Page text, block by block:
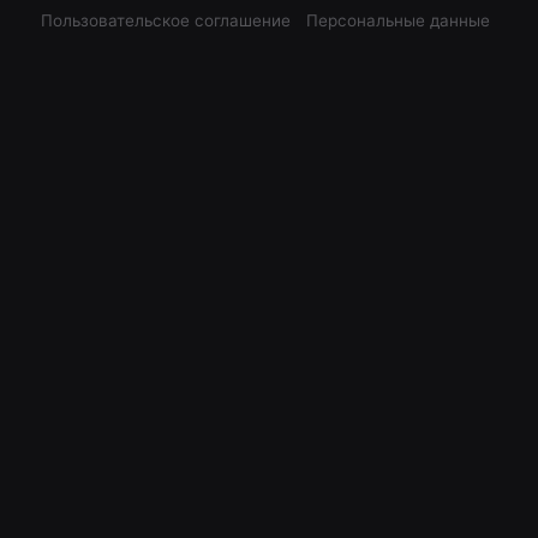
Пользовательское соглашение Персональные данные